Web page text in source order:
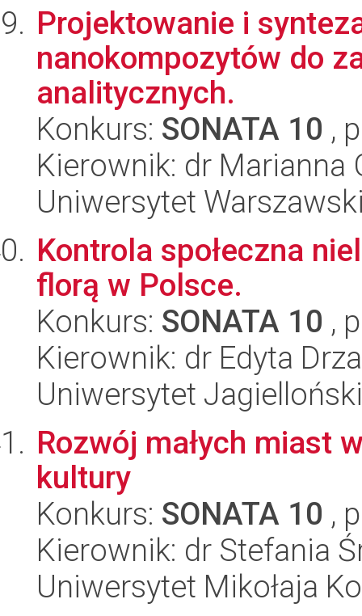
Projektowanie i
nanokompozytów do
analitycznych.
Konkurs: SONATA 10 ,
Kierownik: dr Marianna
Uniwersytet
Kontrola społeczna
florą w Polsce.
Konkurs: SONATA 10 ,
Kierownik: dr Edyta
Uniwersytet
Rozwój małych miast
kultury
Konkurs: SONATA 10 ,
Kierownik: dr Stefania
Uniwersytet Mikołaja